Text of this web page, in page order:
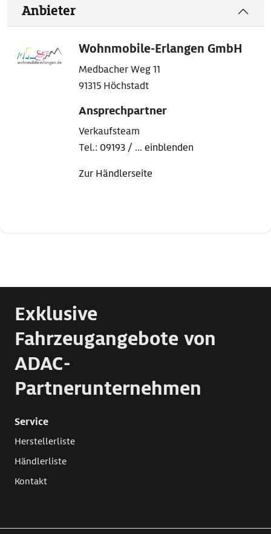
Anbieter
Wohnmobile-Erlangen GmbH
Medbacher Weg 11
91315 Höchstadt
Ansprechpartner
Verkaufsteam
Tel.: 09193 / ... einblenden
Zur Händlerseite
Exklusive
Fahrzeugangebote von
ADAC-
Partnerunternehmen
Service
Herstellerliste
Händlerliste
Kontakt